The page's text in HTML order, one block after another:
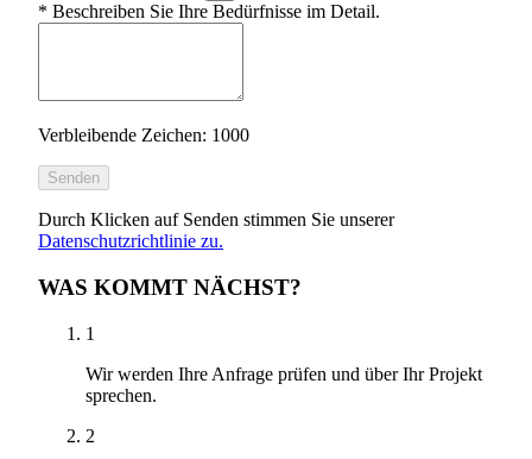
* Beschreiben Sie Ihre Bedürfnisse im Detail.
Verbleibende Zeichen: 1000
Senden
Durch Klicken auf Senden stimmen Sie unserer
Datenschutzrichtlinie zu.
WAS KOMMT NÄCHST?
1
Wir werden Ihre Anfrage prüfen und über Ihr Projekt
sprechen.
2